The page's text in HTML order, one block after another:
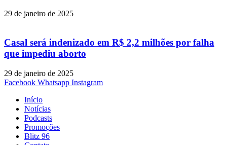
29 de janeiro de 2025
Casal será indenizado em R$ 2,2 milhões por falha
que impediu aborto
29 de janeiro de 2025
Facebook Whatsapp Instagram
Início
Notícias
Podcasts
Promoções
Blitz 96